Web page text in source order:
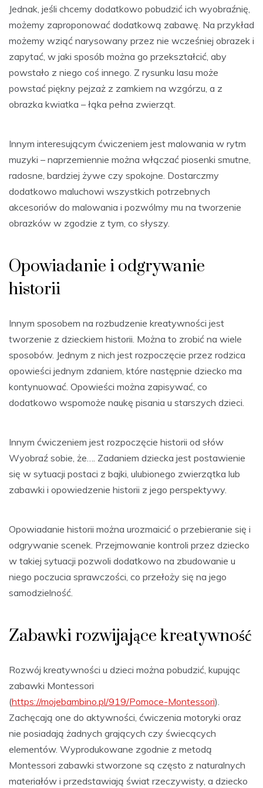
Jednak, jeśli chcemy dodatkowo pobudzić ich wyobraźnię,
możemy zaproponować dodatkową zabawę. Na przykład
możemy wziąć narysowany przez nie wcześniej obrazek i
zapytać, w jaki sposób można go przekształcić, aby
powstało z niego coś innego. Z rysunku lasu może
powstać piękny pejzaż z zamkiem na wzgórzu, a z
obrazka kwiatka – łąka pełna zwierząt.
Innym interesującym ćwiczeniem jest malowania w rytm
muzyki – naprzemiennie można włączać piosenki smutne,
radosne, bardziej żywe czy spokojne. Dostarczmy
dodatkowo maluchowi wszystkich potrzebnych
akcesoriów do malowania i pozwólmy mu na tworzenie
obrazków w zgodzie z tym, co słyszy.
Opowiadanie i odgrywanie
historii
Innym sposobem na rozbudzenie kreatywności jest
tworzenie z dzieckiem historii. Można to zrobić na wiele
sposobów. Jednym z nich jest rozpoczęcie przez rodzica
opowieści jednym zdaniem, które następnie dziecko ma
kontynuować. Opowieści można zapisywać, co
dodatkowo wspomoże naukę pisania u starszych dzieci.
Innym ćwiczeniem jest rozpoczęcie historii od słów
Wyobraź sobie, że…. Zadaniem dziecka jest postawienie
się w sytuacji postaci z bajki, ulubionego zwierzątka lub
zabawki i opowiedzenie historii z jego perspektywy.
Opowiadanie historii można urozmaicić o przebieranie się i
odgrywanie scenek. Przejmowanie kontroli przez dziecko
w takiej sytuacji pozwoli dodatkowo na zbudowanie u
niego poczucia sprawczości, co przełoży się na jego
samodzielność.
Zabawki rozwijające kreatywność
Rozwój kreatywności u dzieci można pobudzić, kupując
zabawki Montessori
(https://mojebambino.pl/919/Pomoce-Montessori).
Zachęcają one do aktywności, ćwiczenia motoryki oraz
nie posiadają żadnych grających czy świecących
elementów. Wyprodukowane zgodnie z metodą
Montessori zabawki stworzone są często z naturalnych
materiałów i przedstawiają świat rzeczywisty, a dziecko